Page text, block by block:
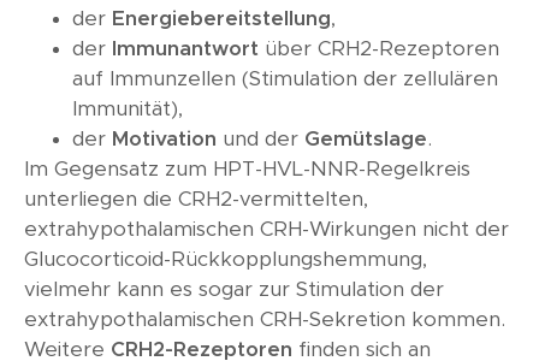
der Energiebereitstellung,
der Immunantwort über CRH2-Rezeptoren
auf Immunzellen (Stimulation der zellulären
Immunität),
der Motivation und der Gemütslage.
Im Gegensatz zum HPT-HVL-NNR-Regelkreis
unterliegen die CRH2-vermittelten,
extrahypothalamischen CRH-Wirkungen nicht der
Glucocorticoid-Rückkopplungshemmung,
vielmehr kann es sogar zur Stimulation der
extrahypothalamischen CRH-Sekretion kommen.
Weitere CRH2-Rezeptoren finden sich an